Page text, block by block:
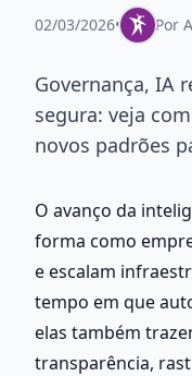
02/03/2026• Por
Governança, IA
segura: veja
novos padrões
O avanço da
forma como
e escalam
tempo em que
elas também
transparência,